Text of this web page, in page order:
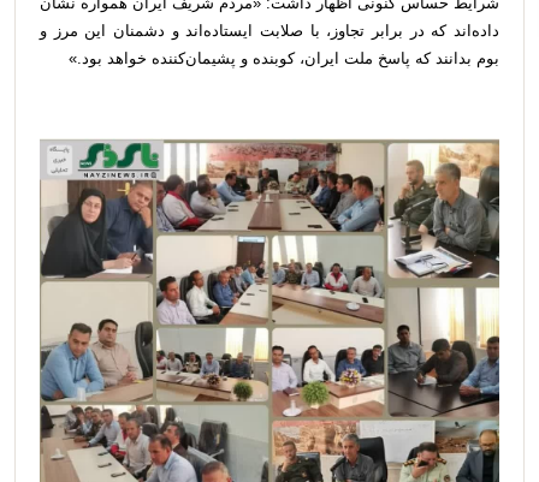
داده‌اند که در برابر تجاوز، با صلابت ایستاده‌اند و دشمنان این مرز و
بوم بدانند که پاسخ ملت ایران، کوبنده و پشیمان‌کننده خواهد بود.»